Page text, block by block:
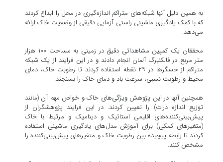
به همین دلیل آنها شبکه‌های متراکم اندازه‌گیری در محل را ابداع کردند
که با کمک یادگیری ماشینی راستی آزمایی دقیقی از وضعیت خاک ارائه
می‌دهد.
محققان یک کمپین مشاهداتی دقیق در زمینی به مساحت ۱۰۰ هزار
متر مربع در فالکنبرگ آلمان انجام دادند و در این فرایند از یک شبکه
متراکم از حسگرها در ۲۹ نقطه استفاده کردند تا رطوبت خاک، دمای
محیط و رطوبت نسبی، سرعت باد و دمای خاک را بسنجند.
همچنین آنها در این پژوهش ویژگی‌های خاک و خواص مهم آن (مانند
توزیع اندازه ذرات) را تعیین کردند. در این فرایند پژوهشگران از
پیش‌بینی‌کننده‌های اقلیمی استاتیک و دینامیک و مرتبط با خاک
(متغیرهای کمکی) برای آموزش مدل‌های یادگیری ماشینی استفاده
کردند تا رابطه پیچیده بین رطوبت خاک و متغیرهای پیش‌بینی‌کننده را
مشخص کنند.